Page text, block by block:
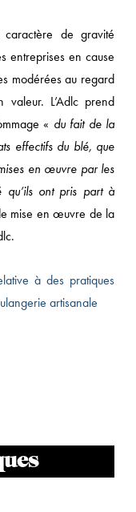
de gravité
entreprises en cause
modérées au regard
valeur. L’Adlc prend
« du fait de la
effectifs du blé, que
en œuvre par les
qu’ils ont pris part à
mise en œuvre de la
à des pratiques
artisanale